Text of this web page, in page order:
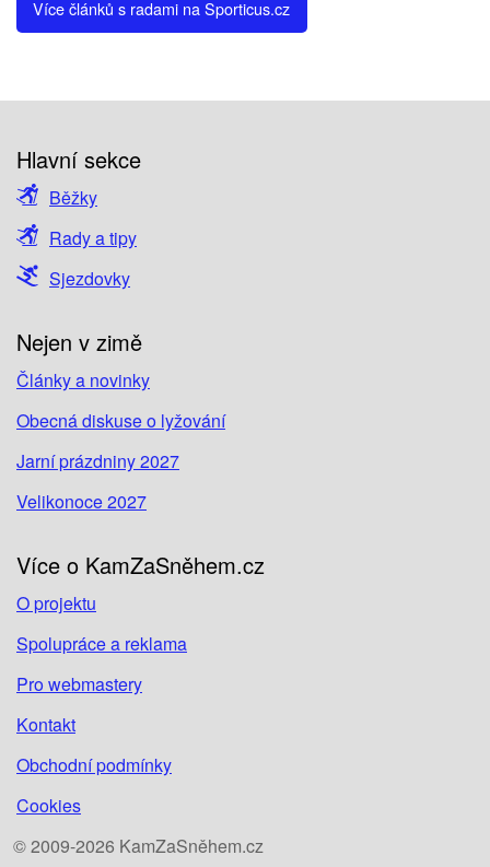
Více článků s radami na Sporticus.cz
Hlavní sekce
Běžky
Rady a tipy
Sjezdovky
Nejen v zimě
Články a novinky
Obecná diskuse o lyžování
Jarní prázdniny 2027
Velikonoce 2027
Více o KamZaSněhem.cz
O projektu
Spolupráce a reklama
Pro webmastery
Kontakt
Obchodní podmínky
Cookies
© 2009-2026 KamZaSněhem.cz